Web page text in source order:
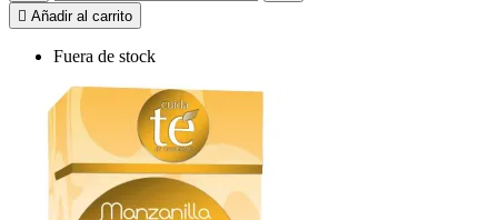
 Añadir al carrito
Fuera de stock